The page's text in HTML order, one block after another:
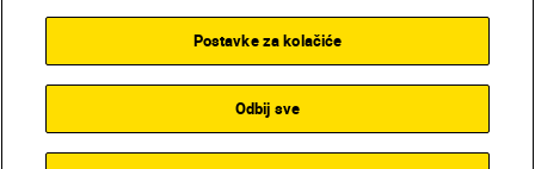
Postavke za kolačiće
Odbij sve